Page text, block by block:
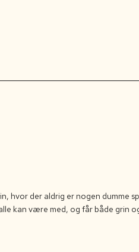
hvor der aldrig er nogen dumme
kan være med, og får både grin